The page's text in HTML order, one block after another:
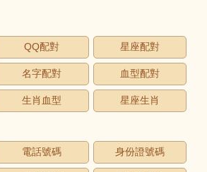
QQ配對 星座配對
名字配對 血型配對
生肖血型 星座生肖
電話號碼 身份證號碼